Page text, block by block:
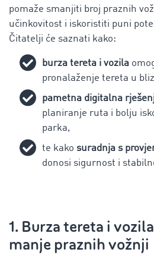
pomaže smanjiti broj praznih
učinkovitost i iskoristiti puni
Čitatelji će saznati kako:
burza tereta i vozila
pronalaženje tereta u
pametna digitalna
planiranje ruta i bolju
parka,
te kako suradnja s
donosi sigurnost i
1. Burza tereta i
manje praznih vožnji